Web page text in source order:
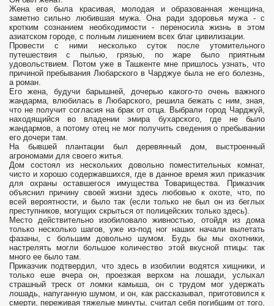
Жена его была красивая, молодая и образованная женщина,
заметно сильно любившая мужа. Она ради здоровья мужа - с
кротким сознанием необходимости - переносила жизнь в этом
азиатском городе, с полным лишением всех благ цивилизации.
Провести с ними несколько суток после утомительного
путешествия с пылью, грязью, по жаре было приятным
удовольствием. Потом уже в Ташкенте мне пришлось узнать, что
причиной пребывания Любарского в Чарджуе была не его болезнь,
а роман.
Его жена, будучи барышней, дочерью какого-то очень важного
жандарма, влюбилась в Любарского, решила бежать с ним, зная,
что не получит согласия на брак от отца. Выбрали город Чарджуй,
находящийся во владении эмира бухарского, где не было
жандармов, а потому отец не мог получить сведения о пребывании
его дочери там.
На бывшей плантации был деревянный дом, выстроенный
агрономами для своего житья.
Дом состоял из нескольких довольно поместительных комнат,
чисто и хорошо содержавшихся, где в данное время жил приказчик
для охраны оставшегося имущества Товарищества. Приказчик
объяснил причину своей жизни здесь любовью к охоте, что, по
всей вероятности, и было так (если только не был он из беглых
преступников, могущих скрыться от полицейских только здесь).
Место действительно изобиловало живностью, отойдя из дома
только несколько шагов, уже из-под ног наших начали вылетать
фазаны, с большим довольно шумом. Будь бы мы охотники,
настрелять могли большое количество этой вкусной птицы: так
много ее было там.
Приказчик подтвердил, что здесь в изобилии водятся хищники, и
только еше вчера он, проезжая верхом на лошади, услыхал
страшный треск от ломки камыша, он с трудом мог удержать
лошадь, напуганную шумом, и он, как рассказывал, приготовился к
смерти, переживая тяжелые минуты, считал себя погибшим от того,